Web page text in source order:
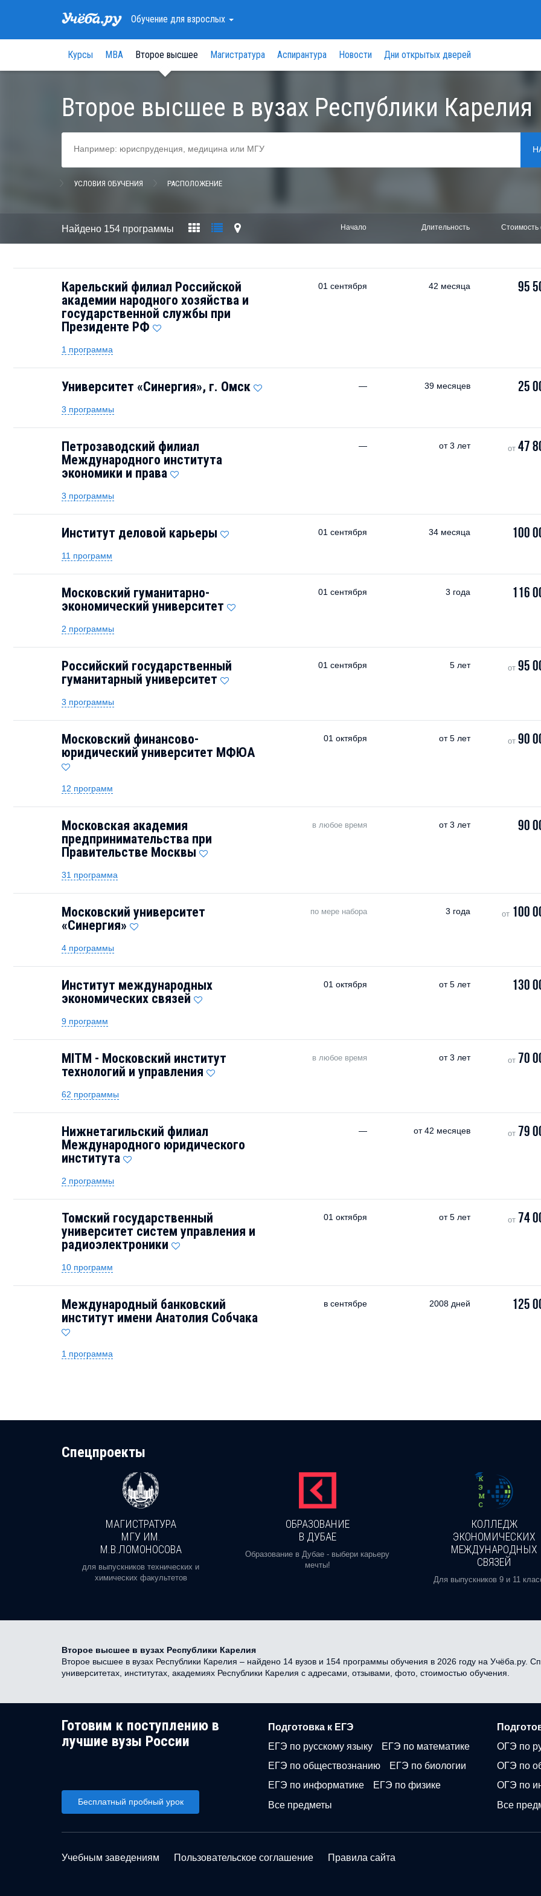
Обучениедля взрослых
Курсы МВА Второе высшее Магистратура Аспирантура Новости Дни открытых дверей
Второе высшее в вузах Республики Карелия
УСЛОВИЯ ОБУЧЕНИЯ РАСПОЛОЖЕНИЕ
Найдено 154 программы Начало Длительность Стоимость
Карельский филиал Российской
академии народного хозяйства и
государственной службы при
Президенте РФ
01 сентября 42 месяца 95
1 программа
Университет «Синергия», г. Омск — 39 месяцев 25
3 программы
Петрозаводский филиал
Международного института
экономики и права
— от3 лет от 47
3 программы
Институт деловой карьеры 01 сентября 34 месяца 100
11 программ
Московский гуманитарно-
экономический университет
01 сентября 3 года 116
2 программы
Российский государственный
гуманитарный университет
01 сентября 5 лет от 95
3 программы
Московский финансово-
юридический университет МФЮА
01 октября от5 лет от 90
12 программ
Московская академия
предпринимательства при
Правительстве Москвы
в любое время от3 лет 90
31 программа
Московский университет
«Синергия»
по мере набора 3 года от 100
4 программы
Институт международных
экономических связей
01 октября от5 лет 130
9 программ
MITM - Московский институт
технологий и управления
в любое время от3 лет от 70
62 программы
Нижнетагильский филиал
Международного юридического
института
— от42 месяцев от 79
2 программы
Томский государственный
университет систем управления и
радиоэлектроники
01 октября от5 лет от 74
10 программ
Международный банковский
институт имени Анатолия Собчака
в сентябре 2008 дней 125
1 программа
Cпецпроекты
МАГИСТРАТУРА
МГУ ИМ.
М.В.ЛОМОНОСОВА
для выпускников технических и
химических факультетов
ОБРАЗОВАНИЕ
В ДУБАЕ
Образование в Дубае - выбери карьеру
мечты!
КОЛЛЕДЖ
ЭКОНОМИЧЕСКИХ
МЕЖДУНАРОДНЫХ
СВЯЗЕЙ
Для выпускников 9 и 11
Второе высшее в вузах Республики Карелия
Второе высшее в вузах Республики Карелия – найдено 14 вузов и 154 программы обучения в 2026 году на Учёба.ру.
университетах, институтах, академиях Республики Карелия с адресами, отзывами, фото, стоимостью обучения.
Готовим к поступлению в
лучшие вузы России
Бесплатный пробный урок
Подготовка к ЕГЭ
ЕГЭ по русскому языку
ЕГЭ по математике
ЕГЭ по обществознанию
ЕГЭ по биологии
ЕГЭ по информатике
ЕГЭ по физике
Все предметы
ОГЭ по
ОГЭ по
ОГЭ по
Все
Учебным заведениям Пользовательское соглашение Правила сайта